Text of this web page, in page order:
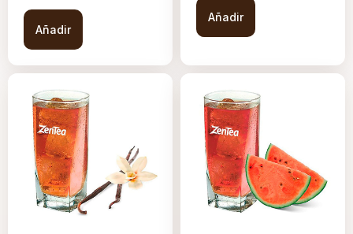
Añadir
Añadir